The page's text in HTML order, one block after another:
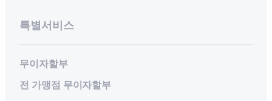
특별서비스
무이자할부
전 가맹점 무이자할부